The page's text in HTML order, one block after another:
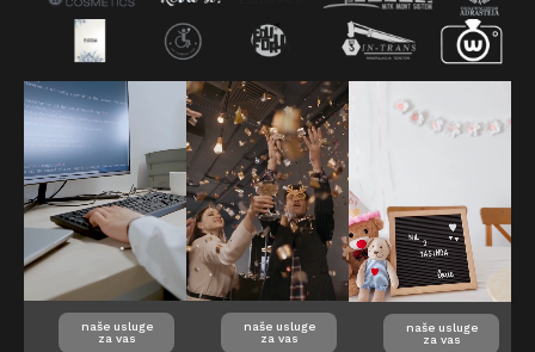
Reference
naše usluge
za vas
naše usluge
za vas
naše usluge
za vas